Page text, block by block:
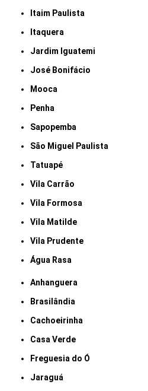
Itaim Paulista
Itaquera
Jardim Iguatemi
José Bonifácio
Mooca
Penha
Sapopemba
São Miguel Paulista
Tatuapé
Vila Carrão
Vila Formosa
Vila Matilde
Vila Prudente
Água Rasa
Anhanguera
Brasilândia
Cachoeirinha
Casa Verde
Freguesia do Ó
Jaraguá